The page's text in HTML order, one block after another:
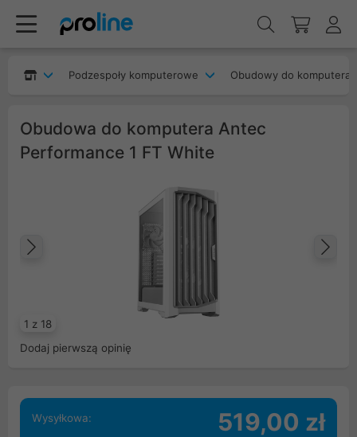
Podzespoły komputerowe Obudowy do komputera
Obudowa do komputera Antec
Performance 1 FT White
1 z 18
Poprzedni
Dodaj pierwszą opinię
Wysyłkowa: 519,00 zł